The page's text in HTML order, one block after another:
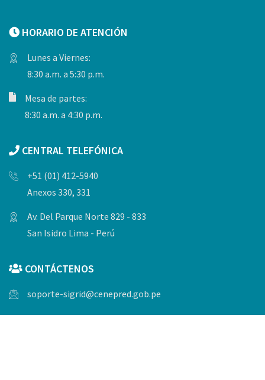
HORARIO DE ATENCIÓN
Lunes a Viernes:
8:30 a.m. a 5:30 p.m.
Mesa de partes:
8:30 a.m. a 4:30 p.m.
CENTRAL TELEFÓNICA
+51 (01) 412-5940
Anexos 330, 331
Av. Del Parque Norte 829 - 833
San Isidro Lima - Perú
CONTÁCTENOS
soporte-sigrid@cenepred.gob.pe